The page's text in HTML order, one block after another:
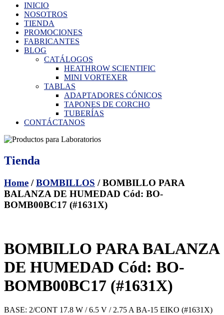
INICIO
NOSOTROS
TIENDA
PROMOCIONES
FABRICANTES
BLOG
CATÁLOGOS
HEATHROW SCIENTIFIC
MINI VORTEXER
TABLAS
ADAPTADORES CÓNICOS
TAPONES DE CORCHO
TUBERÍAS
CONTÁCTANOS
Tienda
Home /BOMBILLOS / BOMBILLO PARA
BALANZA DE HUMEDAD Cód: BO-
BOMB00BC17 (#1631X)
BOMBILLO PARA BALANZA
DE HUMEDAD Cód: BO-
BOMB00BC17 (#1631X)
BASE: 2/CONT 17.8 W / 6.5 V / 2.75 A BA-15 EIKO (#1631X)